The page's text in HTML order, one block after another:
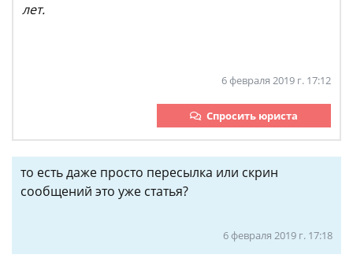
лет.
6 февраля 2019 г. 17:12
Спросить юриста
то есть даже просто пересылка или скрин
сообщений это уже статья?
6 февраля 2019 г. 17:18